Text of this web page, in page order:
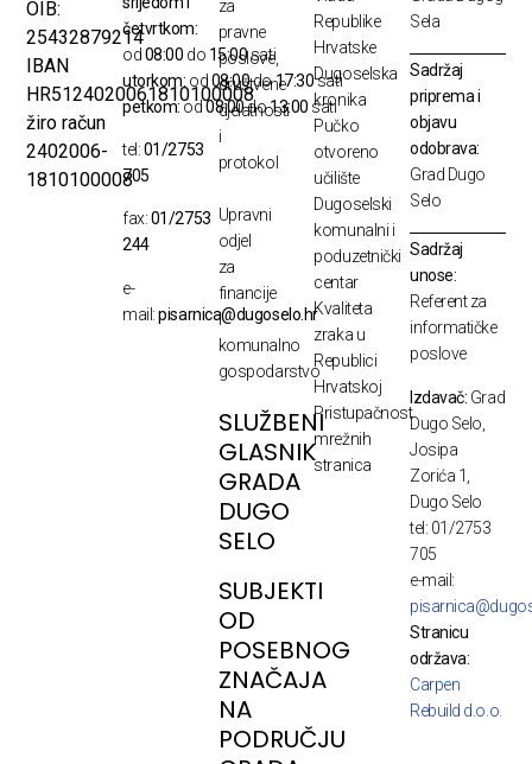
OIB:
25432879214
IBAN
HR5124020061810100008
žiro račun
2402006-
1810100008
četvrtkom:
od08:00 do 15:00sati
utorkom: od08:00do17:30sati
petkom:od08:00do13:00 sati
tel:01/2753
705
fax:01/2753
244
e-
mail:pisarnica@dugoselo.hr
za
pravne
poslove,
društvene
djelatnosti
i
protokol
Upravni
odjel
za
financije
i
komunalno
gospodarstvo
SLUŽBENI
GLASNIK
GRADA
DUGO
SELO
SUBJEKTI
OD
POSEBNOG
ZNAČAJA
NA
PODRUČJU
Republike
Hrvatske
Dugoselska
kronika
Pučko
otvoreno
učilište
Dugoselski
komunalni i
poduzetnički
centar
Kvaliteta
zraka u
Republici
Hrvatskoj
Pristupačnost
mrežnih
stranica
Sela
Sadržaj
priprema i
objavu
odobrava:
Grad Dugo
Selo
Sadržaj
unose:
Referent za
informatičke
poslove
Izdavač: Grad
Dugo Selo,
Josipa
Zorića 1,
Dugo Selo
tel: 01/2753
705
e-mail:
Stranicu
održava:
Carpen
Rebuild d.o.o.